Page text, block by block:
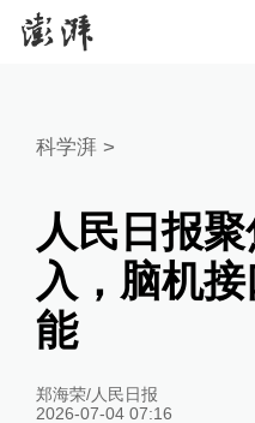
科学湃 >
人民日报
入，脑机
能
郑海荣/人民日报
2026-07-04 07:16